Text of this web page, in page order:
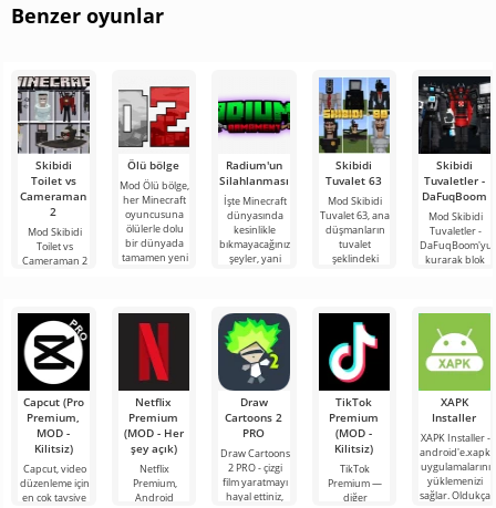
Benzer oyunlar
Skibidi
Toilet vs
Cameraman
2
Mod Skibidi
Toilet vs
Cameraman 2
karakterlerinin
Ölü bölge
Mod Ölü bölge,
her Minecraft
oyuncusuna
ölülerle dolu
bir dünyada
tamamen yeni
Radium'un
Silahlanması
İşte Minecraft
dünyasında
kesinlikle
bıkmayacağınız
şeyler, yani
Skibidi
Tuvalet 63
Mod Skibidi
Tuvalet 63, ana
düşmanların
tuvalet
şeklindeki
Minecraft için
Skibidi
Tuvaletler -
DaFuqBoom
Mod Skibidi
Tuvaletler -
DaFuqBoom'yu
kurarak blok
olan karikatür
Capcut (Pro
Premium,
MOD -
Kilitsiz)
Capcut, video
düzenleme için
en çok tavsiye
Netflix
Premium
(MOD - Her
şey açık)
Netflix
Premium,
Android
Draw
Cartoons 2
PRO
Draw Cartoons
2 PRO - çizgi
film yaratmayı
hayal ettiniz,
TikTok
Premium
(MOD -
Kilitsiz)
TikTok
Premium —
diğer
XAPK
Installer
XAPK Installer -
android'e.xapk
uygulamalarını
yüklemenizi
sağlar. Oldukça